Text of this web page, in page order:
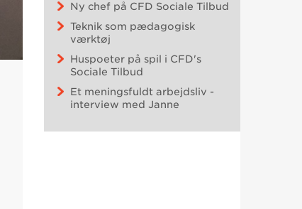
Ny chef på CFD Sociale Tilbud
Teknik som pædagogisk
værktøj
Huspoeter på spil i CFD's
Sociale Tilbud
Et meningsfuldt arbejdsliv -
interview med Janne